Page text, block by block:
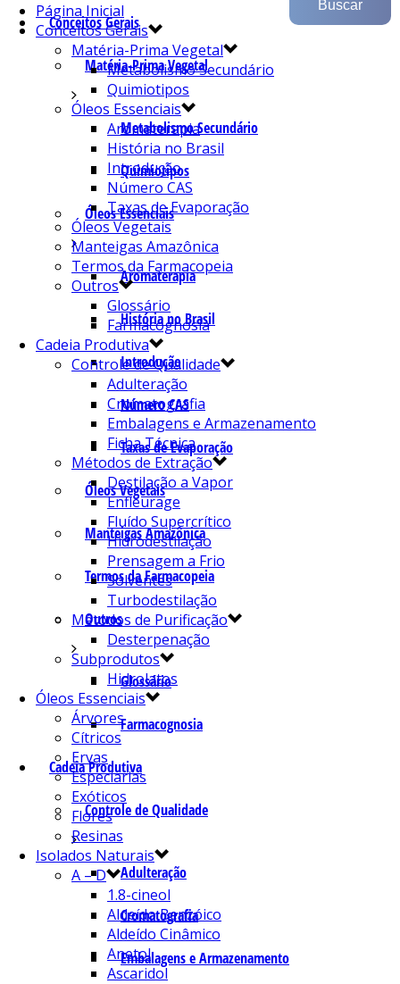
Conceitos Gerais
Matéria-Prima Vegetal
Metabolismo Secundário
Quimiotipos
Óleos Essenciais
Aromaterapia
História no Brasil
Introdução
Número CAS
Taxas de Evaporação
Óleos Vegetais
Manteigas Amazônica
Termos da Farmacopeia
Outros
Glossário
Farmacognosia
Cadeia Produtiva
Controle de Qualidade
Adulteração
Cromatografia
Embalagens e Armazenamento
Página Inicial
Conceitos Gerais
Matéria-Prima Vegetal
Metabolismo Secundário
Quimiotipos
Óleos Essenciais
Aromaterapia
História no Brasil
Introdução
Número CAS
Taxas de Evaporação
Óleos Vegetais
Manteigas Amazônica
Termos da Farmacopeia
Outros
Glossário
Farmacognosia
Cadeia Produtiva
Controle de Qualidade
Adulteração
Cromatografia
Embalagens e Armazenamento
Ficha Técnica
Métodos de Extração
Destilação a Vapor
Enfleurage
Fluído Supercrítico
Hidrodestilação
Prensagem a Frio
Solventes
Turbodestilação
Métodos de Purificação
Desterpenação
Subprodutos
Hidrolatos
Óleos Essenciais
Árvores
Cítricos
Ervas
Especiarias
Exóticos
Flores
Resinas
Isolados Naturais
A – D
1.8-cineol
Aldeído Benzóico
Aldeído Cinâmico
Anetol
Ascaridol